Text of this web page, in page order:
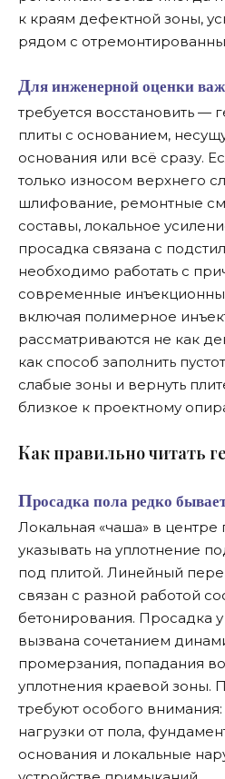
к краям дефектной зоны,
рядом с
Для инженерной оценки важен вопрос: что именно
требуется восстановить —
плиты с основанием,
основания или всё сразу.
только износом верхнего
шлифование, ремонтные
составы, локальное
просадка связана с
необходимо работать с
современные
включая полимерное
рассматриваются не как
как способ заполнить
слабые зоны и вернуть
близкое к проектному
Как правильно читать
Просадка пола редко бывает случайной по форме.
Локальная «чаша» в
указывать на уплотнение
под плитой. Линейный
связан с разной работой
бетонирования. Просадка
вызвана сочетанием
промерзания, попадания
уплотнения краевой зоны.
требуют особого
нагрузки от пола,
основания и локальные